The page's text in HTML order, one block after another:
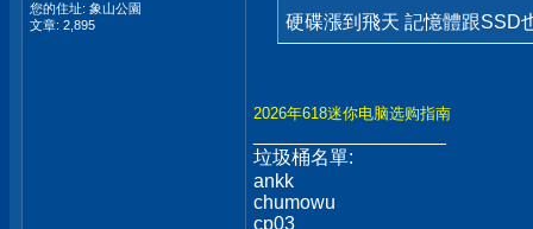
您的住址: 象山公園
文章: 2,895
硬碟漲到飛天 記憶體跟SSD
2026年618迷你电脑选购指南
垃圾桶名單:
ankk
chumowu
cp03